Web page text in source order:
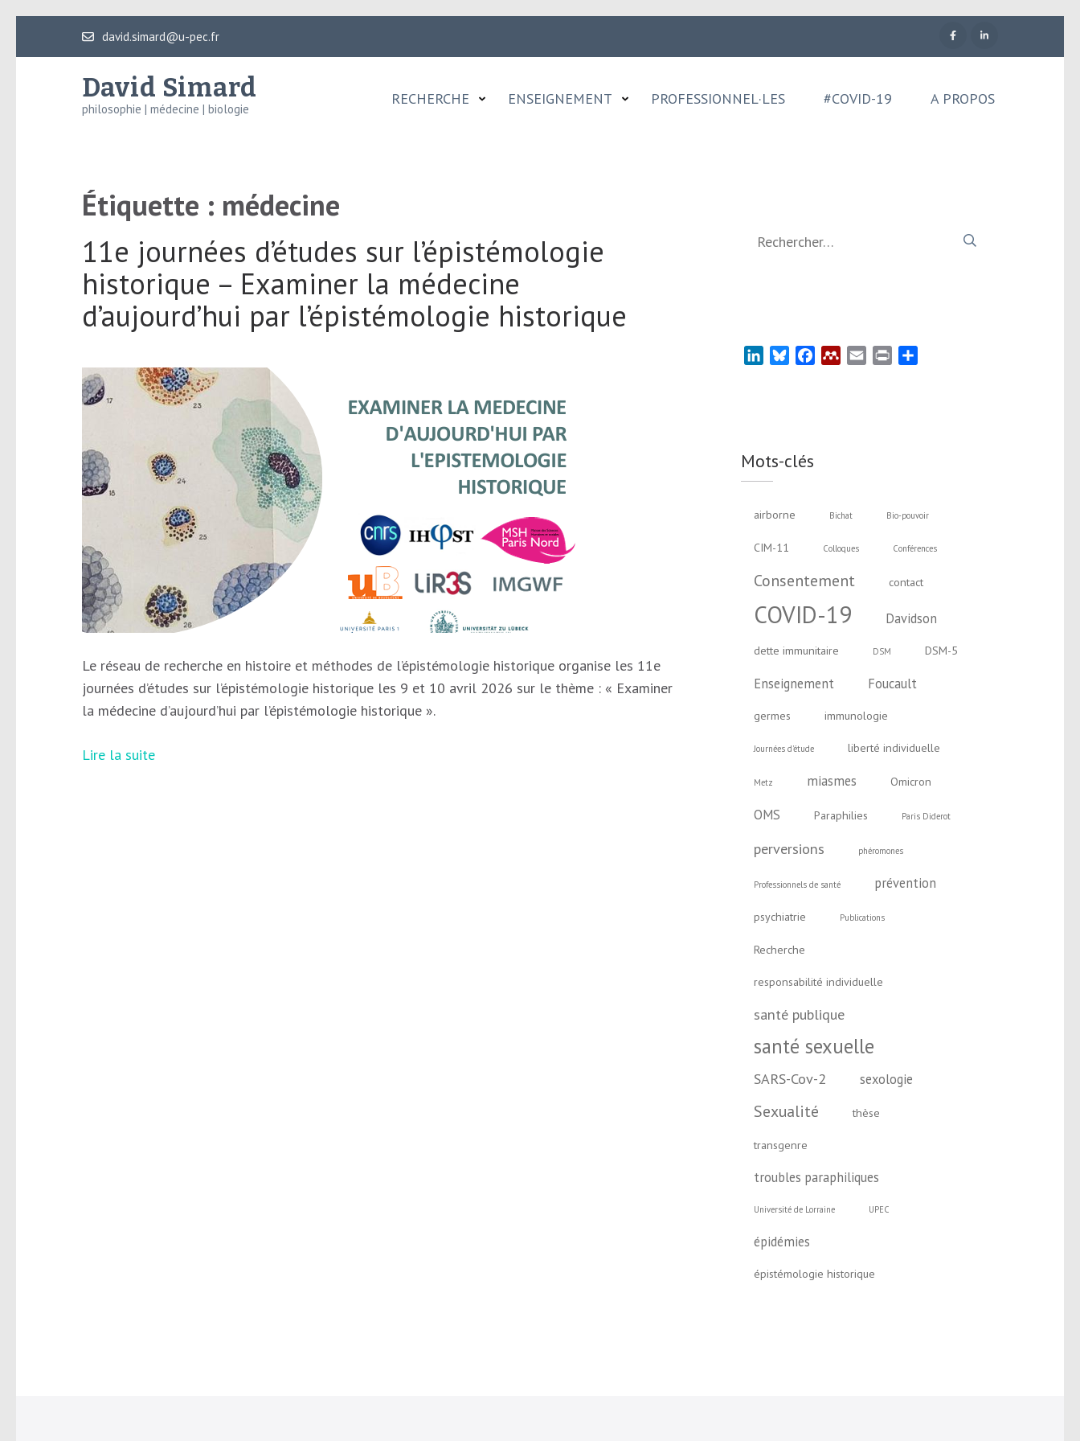
david.simard@u-pec.fr
David Simard
philosophie | médecine | biologie
RECHERCHE ENSEIGNEMENT PROFESSIONNEL·LES #COVID-19 A PROPOS
Étiquette : médecine
11e journées d’études sur l’épistémologie
historique – Examiner la médecine
d’aujourd’hui par l’épistémologie historique
Le réseau de recherche en histoire et méthodes de l’épistémologie historique organise les 11e
journées d’études sur l’épistémologie historique les 9 et 10 avril 2026 sur le thème : « Examiner
la médecine d’aujourd’hui par l’épistémologie historique ».
Lire la suite
LinkedInBlueskyFacebookMendeley
Email Print
Mots-clés
airborne Bichat Bio-pouvoir
CIM-11 Colloques Conférences
Consentement contact
COVID-19 Davidson
dette immunitaire DSM DSM-5
Enseignement Foucault
germes immunologie
Journées d'étude liberté individuelle
Metz miasmes Omicron
OMS Paraphilies Paris Diderot
perversions phéromones
Professionnels de santé prévention
psychiatrie Publications
Recherche
responsabilité individuelle
santé publique
santé sexuelle
SARS-Cov-2 sexologie
Sexualité thèse
transgenre
troubles paraphiliques
Université de Lorraine UPEC
épidémies
épistémologie historique